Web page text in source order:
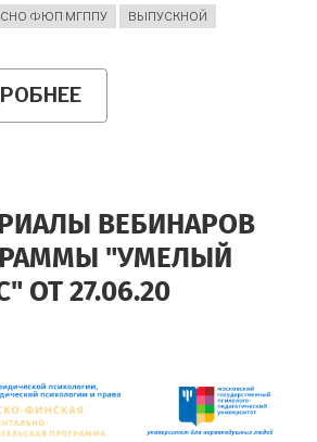
СНО ФЮП МГППУ ВЫПУСКНОЙ
ПОЗДРАВЛЯЕМ
ВЕБИНАРОВ
"УМЕЛЫЙ
ОТ 27.06.20